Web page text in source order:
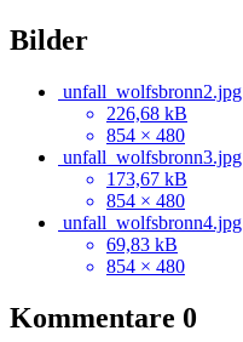
Bilder
unfall_wolfsbronn2.jpg
226,68 kB
854 × 480
unfall_wolfsbronn3.jpg
173,67 kB
854 × 480
unfall_wolfsbronn4.jpg
69,83 kB
854 × 480
Kommentare 0